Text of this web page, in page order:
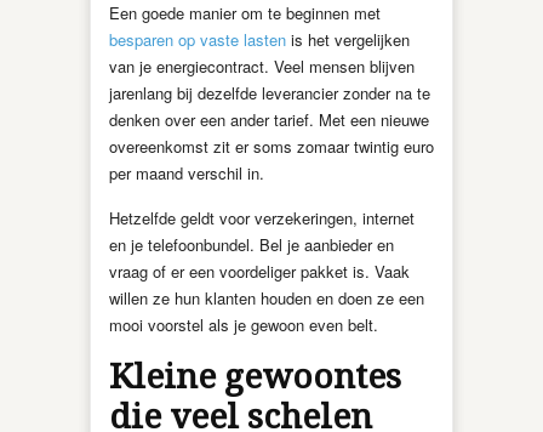
Een goede manier om te beginnen met
besparen op vaste lasten is het vergelijken
van je energiecontract. Veel mensen blijven
jarenlang bij dezelfde leverancier zonder na te
denken over een ander tarief. Met een nieuwe
overeenkomst zit er soms zomaar twintig euro
per maand verschil in.
Hetzelfde geldt voor verzekeringen, internet
en je telefoonbundel. Bel je aanbieder en
vraag of er een voordeliger pakket is. Vaak
willen ze hun klanten houden en doen ze een
mooi voorstel als je gewoon even belt.
Kleine gewoontes
die veel schelen